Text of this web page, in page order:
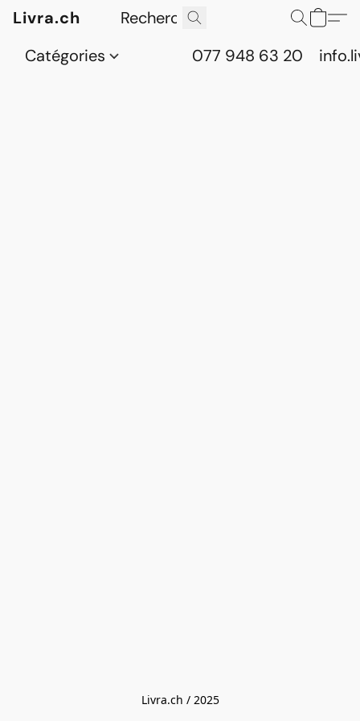
Livra.ch
Catégories
077 948 63 20
Livra.ch / 2025